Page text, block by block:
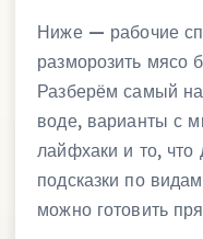
Ниже — рабочие
разморозить мясо
Разберём самый
воде, варианты с
лайфхаки и то, что
подсказки по
можно готовить